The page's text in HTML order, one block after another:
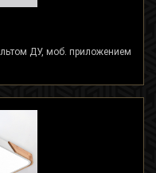
ДУ, моб. приложением